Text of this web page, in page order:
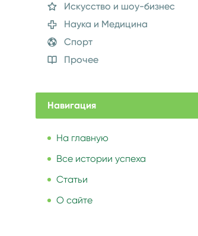
Искусство и шоу-бизнес
Наука и Медицина
Спорт
Прочее
Навигация
На главную
Все истории успеха
Статьи
О сайте